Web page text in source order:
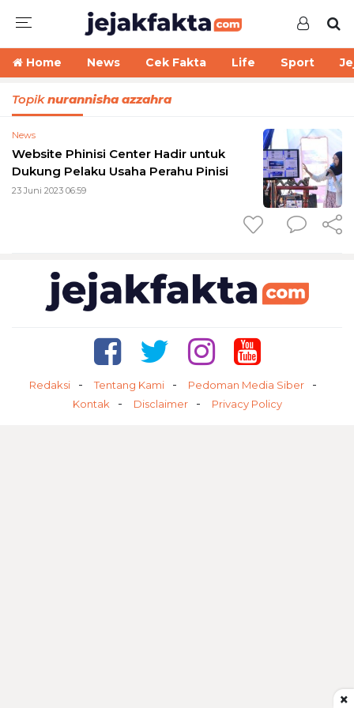
Home News Cek Fakta Life Sport
Topiknurannisha azzahra
News
Website Phinisi Center Hadir untuk
Dukung Pelaku Usaha Perahu Pinisi
23 Juni 2023 06:59
Redaksi Tentang Kami
Pedoman Media Siber
Kontak
Disclaimer Privacy Policy
×